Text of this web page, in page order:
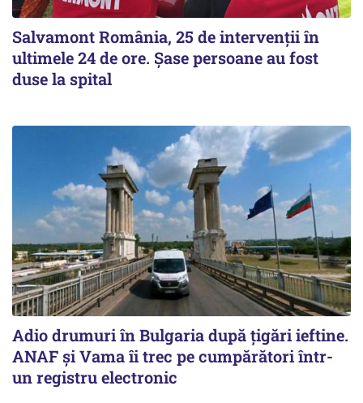
Salvamont România, 25 de intervenții în
ultimele 24 de ore. Șase persoane au fost
duse la spital
Adio drumuri în Bulgaria după țigări ieftine.
ANAF și Vama îi trec pe cumpărători într-
un registru electronic